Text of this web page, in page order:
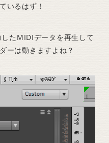
いるはず！
たMIDIデータを再生して
ーは動きますよね？